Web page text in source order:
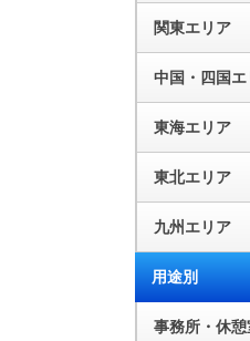
関東エリア
中国・四国エ
東海エリア
東北エリア
九州エリア
用途別
事務所・休憩